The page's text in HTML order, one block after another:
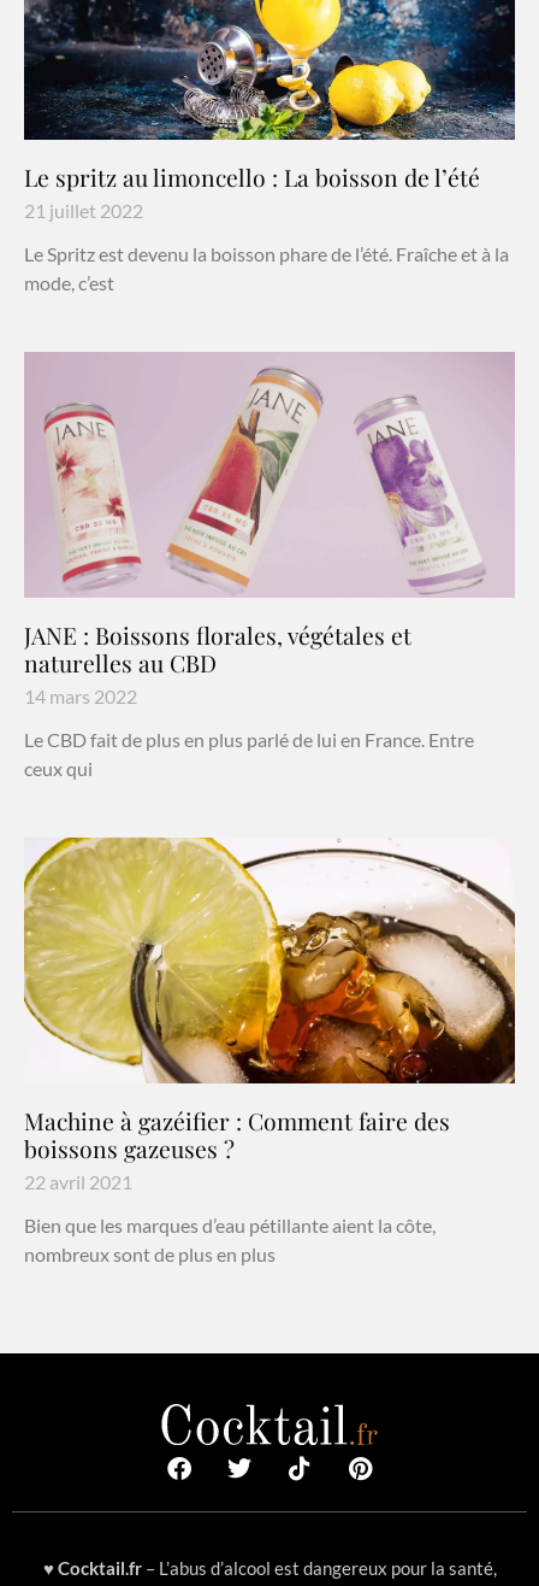
Le spritz au limoncello : La boisson de l’été
21 juillet 2022
Le Spritz est devenu la boisson phare de l’été. Fraîche et à la
mode, c’est
JANE : Boissons florales, végétales et
naturelles au CBD
14 mars 2022
Le CBD fait de plus en plus parlé de lui en France. Entre
ceux qui
Machine à gazéifier : Comment faire des
boissons gazeuses ?
22 avril 2021
Bien que les marques d’eau pétillante aient la côte,
nombreux sont de plus en plus
♥ Cocktail.fr– L’abus d’alcool est dangereux pour la santé,